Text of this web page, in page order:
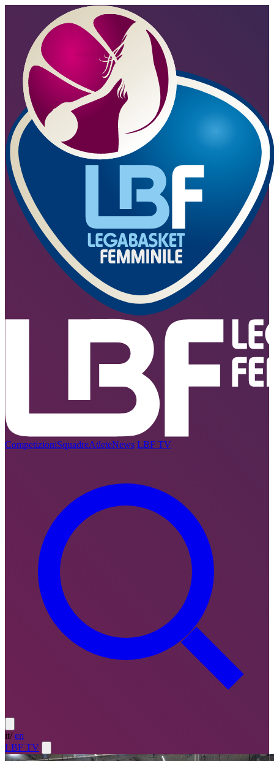
CompetizioniSquadreAtleteNews LBF TV
it/ en
LBF TV